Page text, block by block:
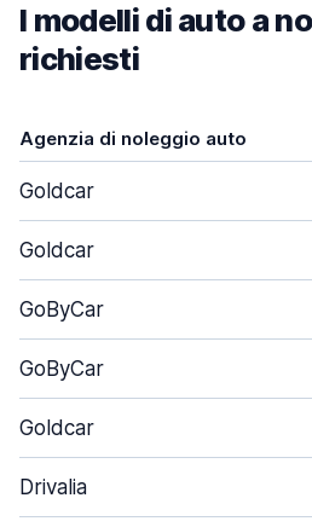
I modelli di auto a
richiesti
Agenzia di noleggio auto
Goldcar
Goldcar
GoByCar
GoByCar
Goldcar
Drivalia